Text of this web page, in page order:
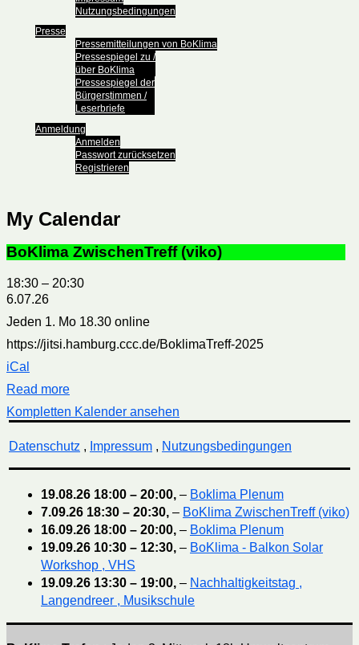
Nutzungsbedingungen
Presse
Pressemitteilungen von BoKlima
Pressespiegel zu /
über BoKlima
Pressespiegel der
Bürgerstimmen /
Leserbriefe
Anmeldung
Anmelden
Passwort zurücksetzen
Registrieren
My Calendar
BoKlima ZwischenTreff (viko)
18:30 – 20:30
6.07.26
Jeden 1. Mo 18.30 online
https://jitsi.hamburg.ccc.de/BoklimaTreff-2025
iCal
Read more
Kompletten Kalender ansehen
Datenschutz , Impressum, Nutzungsbedingungen
19.08.26 18:00 – 20:00, – Boklima Plenum
7.09.26 18:30 – 20:30, – BoKlima ZwischenTreff (viko)
16.09.26 18:00 – 20:00, – Boklima Plenum
19.09.26 10:30 – 12:30, – BoKlima - Balkon Solar
Workshop , VHS
19.09.26 13:30 – 19:00, – Nachhaltigkeitstag ,
Langendreer , Musikschule